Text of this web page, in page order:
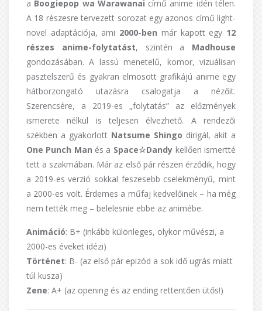
a Boogiepop wa Warawanai című anime idén télen.
A 18 részesre tervezett sorozat egy azonos című light-
novel adaptációja, ami 2000-ben már kapott egy 12
részes anime-folytatást, szintén a Madhouse
gondozásában. A lassú menetelű, komor, vizuálisan
pasztelszerű és gyakran elmosott grafikájú anime egy
hátborzongató utazásra csalogatja a nézőit.
Szerencsére, a 2019-es „folytatás” az előzmények
ismerete nélkül is teljesen élvezhető. A rendezői
székben a gyakorlott Natsume Shingo dirigál, akit a
One Punch Man és a Space☆Dandy kellően ismertté
tett a szakmában. Már az első pár részen érződik, hogy
a 2019-es verzió sokkal feszesebb cselekményű, mint
a 2000-es volt. Érdemes a műfaj kedvelőinek – ha még
nem tették meg – belelesnie ebbe az animébe.
Animáció: B+ (inkább különleges, olykor művészi, a
2000-es éveket idézi)
Történet: B- (az első pár epizód a sok idő ugrás miatt
túl kusza)
Zene: A+ (az opening és az ending rettentően ütős!)